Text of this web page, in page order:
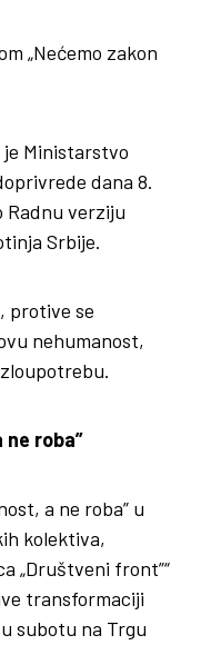
„Nećemo zakon
Ministarstvo
dana 8.
Radnu verziju
Srbije.
protive se
nehumanost,
roba”
a ne roba” u
kolektiva,
„Društveni front”“
transformaciji
subotu na Trgu